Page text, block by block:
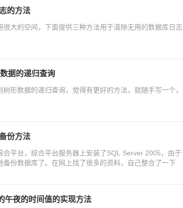
的方法
很大的空间，下面提供三种方法用于清除无用的数据库日志
据的递归查询
形数据的递归查询，觉得有更好的方法，就随手写一个，
份方法
合平台，综合平台服务器上安装了SQL Server 2005，由于
份数据库了。在网上找了很多的资料，自己整合了一下
午夜的时间值的实现方法